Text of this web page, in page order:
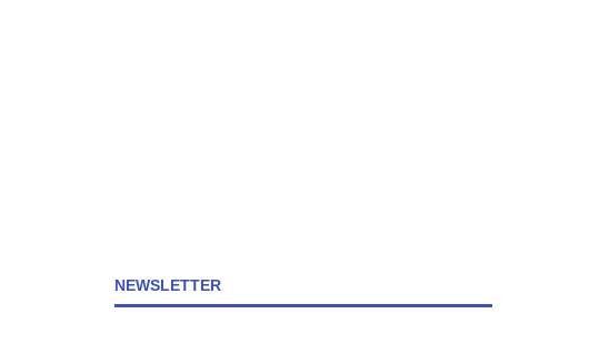
NEWSLETTER